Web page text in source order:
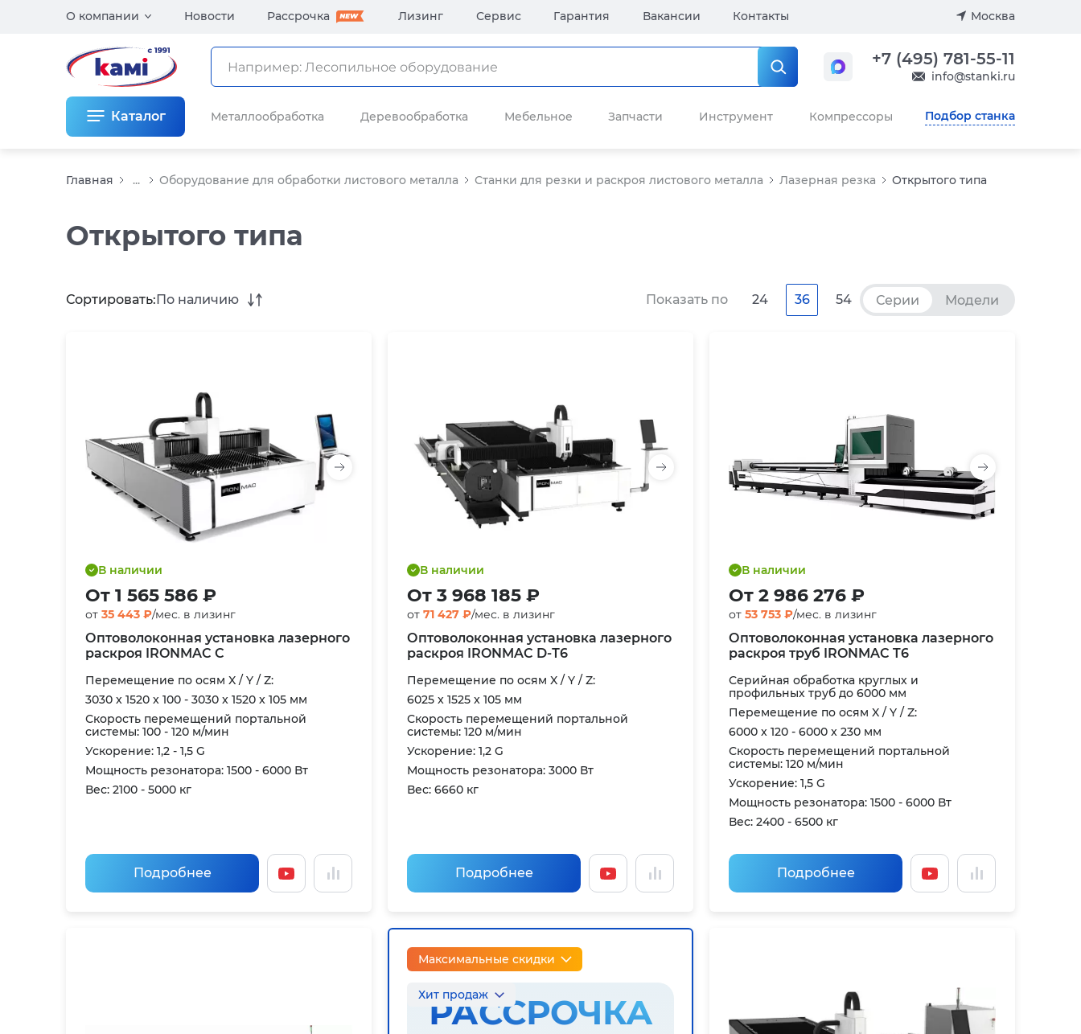
О компании Новости Рассрочка Лизинг Сервис Гарантия Вакансии Контакты Москва
+7 (495) 781-55-11
info@stanki.ru
Каталог Металлообработка Деревообработка Мебельное Запчасти Инструмент Компрессоры Подбор станка
Главная ... Оборудование для обработки листового металла Станки для резки и раскроя листового металла Лазерная резка Открытого типа
Открытого типа
Серии Модели
Сортировать:По наличию Показать по 24 36 54
В наличии
От 1 565 586 ₽
от 35 443 ₽/мес. в лизинг
Оптоволоконная установка лазерного
раскроя IRONMAC C
Перемещение по осям X / Y / Z:
3030 x 1520 x 100 - 3030 x 1520 x 105 мм
Скорость перемещений портальной
системы: 100 - 120 м/мин
Ускорение: 1,2 - 1,5 G
Мощность резонатора: 1500 - 6000 Вт
Вес: 2100 - 5000 кг
Подробнее
В наличии
От 3 968 185 ₽
от 71 427 ₽/мес. в лизинг
Оптоволоконная установка лазерного
раскроя IRONMAC D-Т6
Перемещение по осям X / Y / Z:
6025 x 1525 x 105 мм
Скорость перемещений портальной
системы: 120 м/мин
Ускорение: 1,2 G
Мощность резонатора: 3000 Вт
Вес: 6660 кг
Подробнее
В наличии
От 2 986 276 ₽
от 53 753 ₽/мес. в лизинг
Оптоволоконная установка лазерного
раскроя труб IRONMAC T6
Серийная обработка круглых и
профильных труб до 6000 мм
Перемещение по осям X / Y / Z:
6000 x 120 - 6000 x 230 мм
Скорость перемещений портальной
системы: 120 м/мин
Ускорение: 1,5 G
Мощность резонатора: 1500 - 6000 Вт
Вес: 2400 - 6500 кг
Подробнее
Максимальные скидки
Хит продаж
РАССРОЧКА